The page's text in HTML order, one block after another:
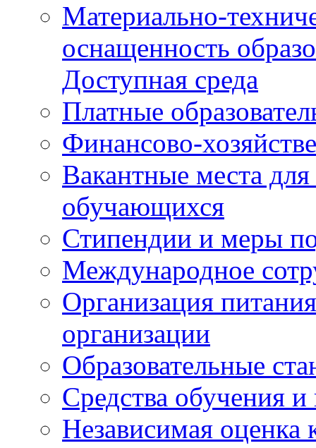
Материально-
оснащенность
Доступная среда
Платные
Финансово-
Вакантные места
обучающихся
Стипендии и меры
Международное
Организация
организации
Образовательные
Средства обучения и
Независимая оценка